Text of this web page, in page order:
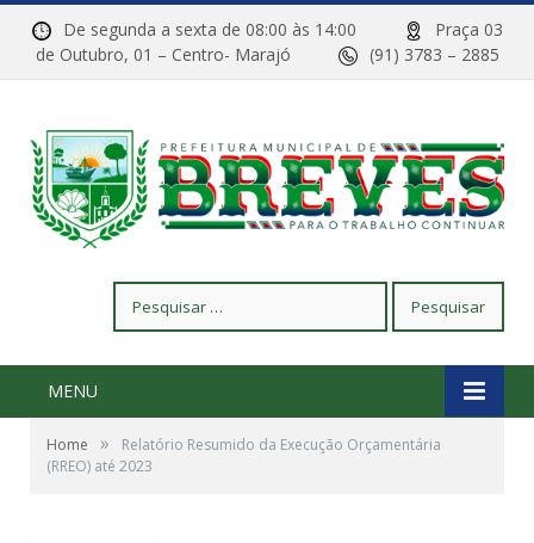
De segunda a sexta de 08:00 às 14:00
Praça 03
de Outubro, 01 – Centro- Marajó
(91) 3783 – 2885
por:
MENU
Home »
Relatório Resumido da Execução Orçamentária
(RREO) até 2023